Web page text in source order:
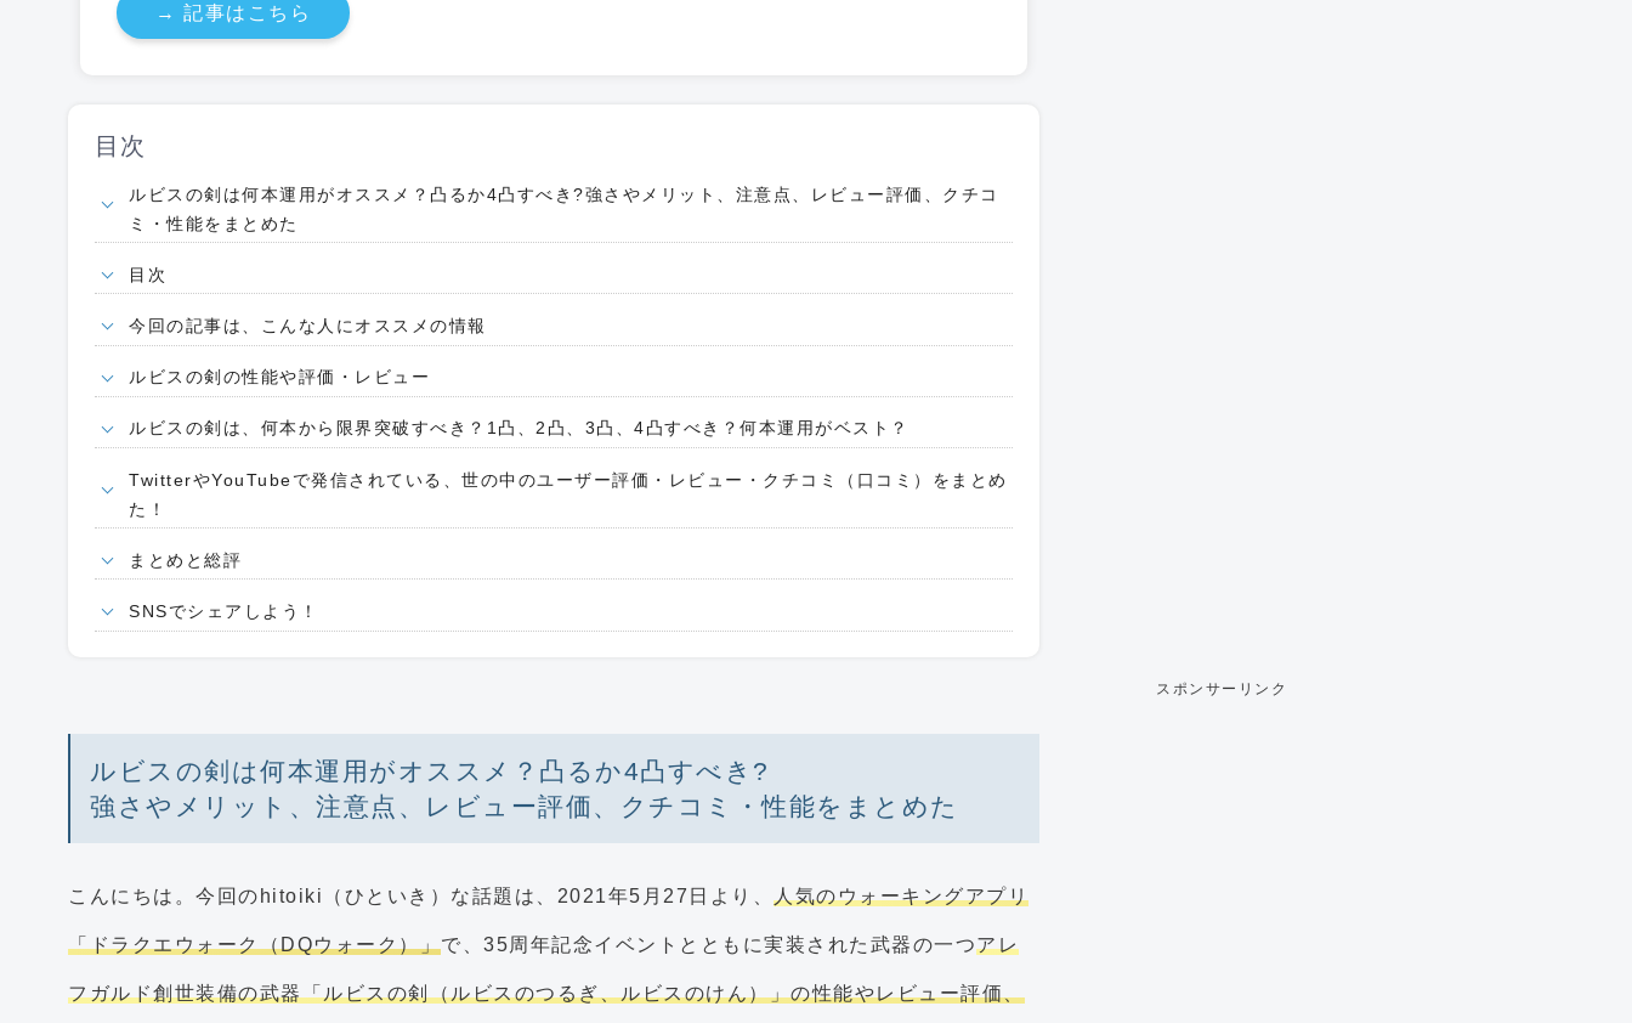
→ 記事はこちら
目次
ルビスの剣は何本運用がオススメ？凸るか4凸すべき?強さやメリット、注意点、レビュー評価、クチコ
ミ・性能をまとめた
目次
今回の記事は、こんな人にオススメの情報
ルビスの剣の性能や評価・レビュー
ルビスの剣は、何本から限界突破すべき？1凸、2凸、3凸、4凸すべき？何本運用がベスト？
TwitterやYouTubeで発信されている、世の中のユーザー評価・レビュー・クチコミ（口コミ）をまとめ
た！
まとめと総評
SNSでシェアしよう！
ルビスの剣は何本運用がオススメ？凸るか4凸すべき?
強さやメリット、注意点、レビュー評価、クチコミ・性能をまとめた
こんにちは。今回のhitoiki（ひといき）な話題は、2021年5月27日より、 人気のウォーキングアプリ
「ドラクエウォーク（DQウォーク）」で、35周年記念イベントとともに実装された武器の一つアレ
フガルド創世装備の武器「ルビスの剣（ルビスのつるぎ、ルビスのけん）」の性能やレビュー評価、
スポンサーリンク